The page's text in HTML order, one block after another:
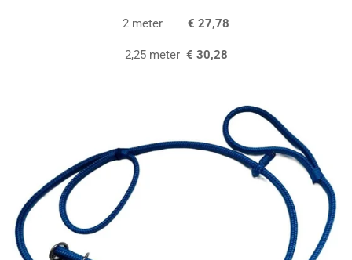
2 meter € 27,78
2,25 meter € 30,28